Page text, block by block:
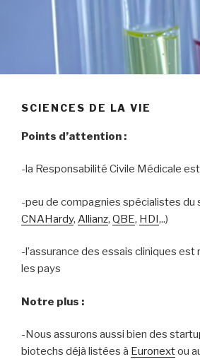
SCIENCES DE LA VIE
Points d’attention :
-la Responsabilité Civile Médicale
-peu de compagnies spécialistes du
CNAHardy, Allianz, QBE, HDI,..)
-l’assurance des essais cliniques
les pays
Notre plus :
-Nous assurons aussi bien des
biotechs déjà listées à Euronextou